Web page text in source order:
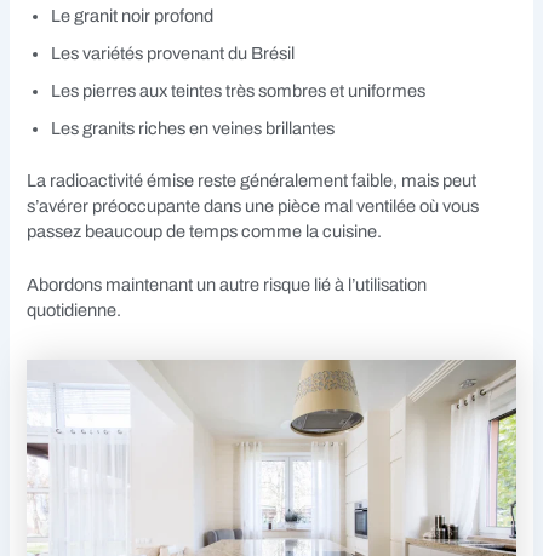
Le granit noir profond
Les variétés provenant du Brésil
Les pierres aux teintes très sombres et uniformes
Les granits riches en veines brillantes
La radioactivité émise reste généralement faible, mais peut
s’avérer préoccupante dans une pièce mal ventilée où vous
passez beaucoup de temps comme la cuisine.
Abordons maintenant un autre risque lié à l’utilisation
quotidienne.